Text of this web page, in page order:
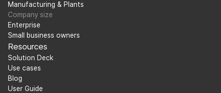
Manufacturing & Plants
Company size
Enterprise
Small business owners
Resources
Solution Deck
Use cases
Blog
User Guide